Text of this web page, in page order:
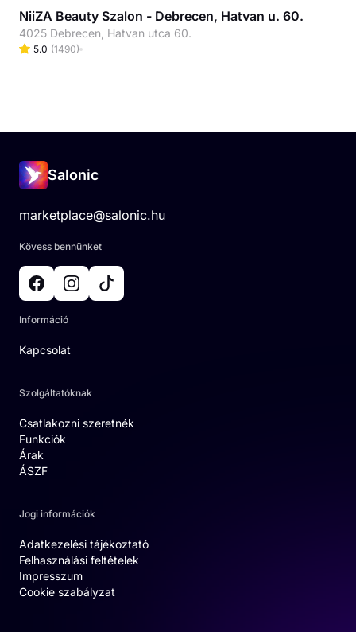
NiiZA Beauty Szalon - Debrecen, Hatvan u. 60.
4025 Debrecen, Hatvan utca 60.
5.0 (1490)
Salonic
marketplace@salonic.hu
Kövess bennünket
Információ
Kapcsolat
Szolgáltatóknak
Csatlakozni szeretnék
Funkciók
Árak
ÁSZF
Jogi információk
Adatkezelési tájékoztató
Felhasználási feltételek
Impresszum
Cookie szabályzat